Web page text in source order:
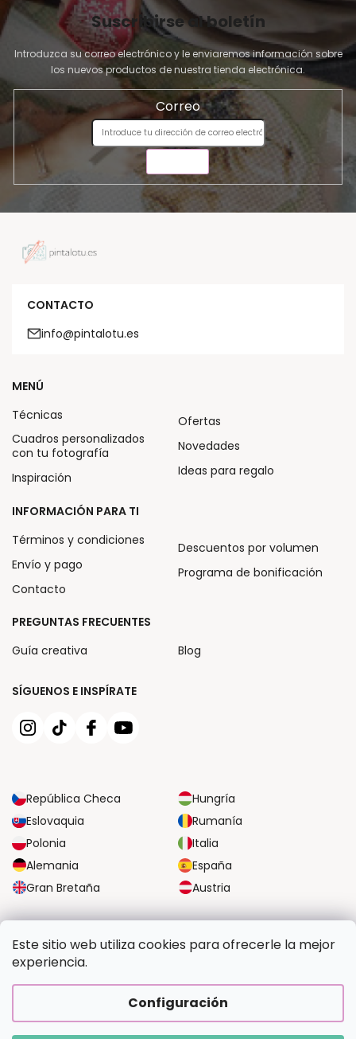
Este sitio web utiliza cookies para ofrecerle la mejor
experiencia.
Configuración
Suscribirse al boletín
Introduzca su correo electrónico y le enviaremos información sobre
los nuevos productos de nuestra tienda electrónica.
Correo
CONTACTO
info@pintalotu.es
SÍGUENOS E INSPÍRATE
República Checa
Hungría
Eslovaquia
Rumanía
Polonia
Italia
Alemania
España
Gran Bretaña
Austria
MENÚ
Técnicas
Cuadros personalizados
con tu fotografía
Inspiración
Ofertas
Novedades
Ideas para regalo
INFORMACIÓN PARA TI
Términos y condiciones
Envío y pago
Contacto
Descuentos por volumen
Programa de bonificación
PREGUNTAS FRECUENTES
Guía creativa
Blog
OPCIONES SEGURAS DE PAGO